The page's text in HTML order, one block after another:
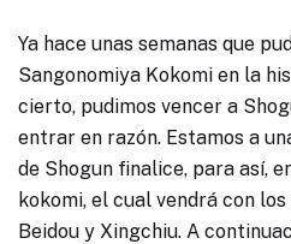
Ya hace unas semanas que
Sangonomiya Kokomi en la
cierto, pudimos vencer a
entrar en razón. Estamos a
de Shogun finalice, para así,
kokomi, el cual vendrá con
Beidou y Xingchiu. A